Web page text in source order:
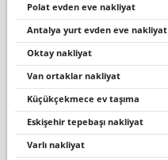
polat evden eve nakliyat
antalya yurt evden eve nakliyat
oktay nakliyat
van ortaklar nakliyat
küçükçekmece ev taşıma
eskişehir tepebaşı nakliyat
varli nakli̇yat